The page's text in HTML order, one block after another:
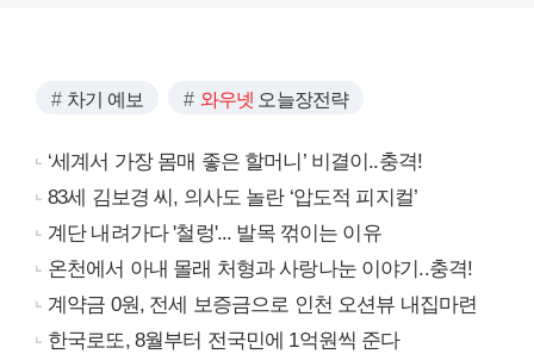
차기 예보 와우넷 오늘장전략
‘세계서 가장 몸매 좋은 할머니’ 비결이..충격!
83세 김보경 씨, 의사도 놀란 ‘압도적 피지컬’
계단 내려가다 '철렁'... 발목 꺾이는 이유
온천에서 아내 몰래 처형과 사랑나눈 이야기..충격!
계약금 0원, 전세 보증금으로 인천 오션뷰 내집마련
한국로또, 8월부터 전국민에 1억원씩 준다